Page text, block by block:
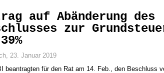
auf Abänderung des
zur
23. Januar 2019
beantragten für den Rat am 14. Feb., den Beschluss